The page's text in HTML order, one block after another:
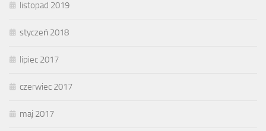
listopad 2019
styczeń 2018
lipiec 2017
czerwiec 2017
maj 2017